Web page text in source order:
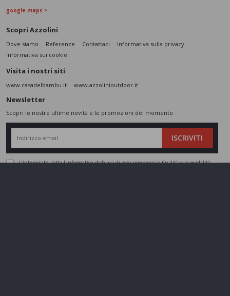
google maps >
Scopri Azzolini
Dove siamo Referenze Contattaci
Informativa sulla privacy
Informativa sui cookie
Visita i nostri siti
www.casadelbambu.it www.azzolinioutdoor.it
Newsletter
Scopri le nostre ultime novità e le promozioni del momento
ISCRIVITI
L’interessato,letta l'informativadichiara di aver compreso le finalità e le modalità